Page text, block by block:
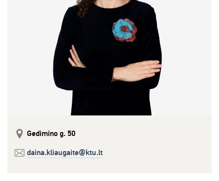
Gedimino g. 50
daina.kliaugaite@ktu.lt